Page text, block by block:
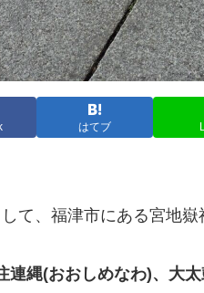
はてブ
て、福津市にある宮地嶽
連縄(おおしめなわ)、大